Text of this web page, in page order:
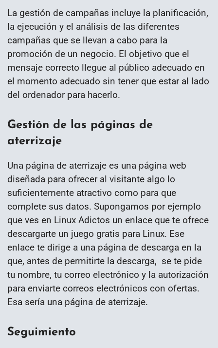
La gestión de campañas incluye la planificación,
la ejecución y el análisis de las diferentes
campañas que se llevan a cabo para la
promoción de un negocio. El objetivo que el
mensaje correcto llegue al público adecuado en
el momento adecuado sin tener que estar al lado
del ordenador para hacerlo.
Gestión de las páginas de
aterrizaje
Una página de aterrizaje es una página web
diseñada para ofrecer al visitante algo lo
suficientemente atractivo como para que
complete sus datos. Supongamos por ejemplo
que ves en Linux Adictos un enlace que te ofrece
descargarte un juego gratis para Linux. Ese
enlace te dirige a una página de descarga en la
que, antes de permitirte la descarga, se te pide
tu nombre, tu correo electrónico y la autorización
para enviarte correos electrónicos con ofertas.
Esa sería una página de aterrizaje.
Seguimiento